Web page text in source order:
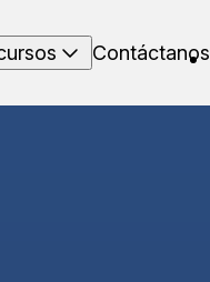
Contáctanos